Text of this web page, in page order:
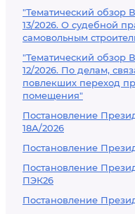
"Тематический обзор
13/2026. О судебной
самовольным
"Тематический обзор
12/2026. По делам,
повлекших переход
помещения"
Постановление
18А/2026
Постановление
Постановление
ПЭК26
Постановление